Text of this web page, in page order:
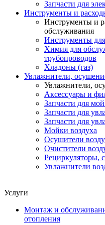
Запчасти для
Инструменты и
Инструменты и
обслуживания
Инструменты
Химия для
трубопроводов
Хладоны (газ)
Увлажнители,
Увлажнители,
Аксессуары и
Запчасти для
Запчасти для
Запчасти для
Мойки воздуха
Осушители
Очистители
Рециркуляторы,
Увлажнители
Услуги
Монтаж и
отопления